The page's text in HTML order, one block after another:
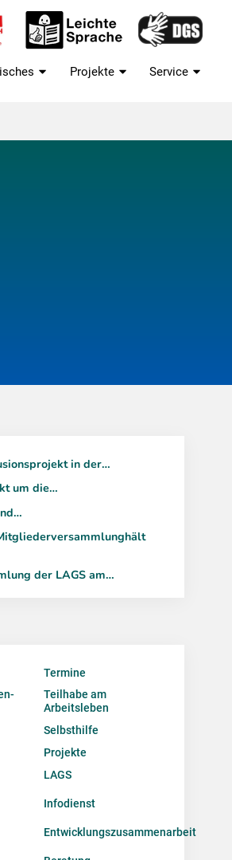
Projekte Service
in der…
um die…
der LAGS am…
Termine
Teilhabe am
Arbeitsleben
Selbsthilfe
Projekte
LAGS
Infodienst
Entwicklungszusammenarbeit